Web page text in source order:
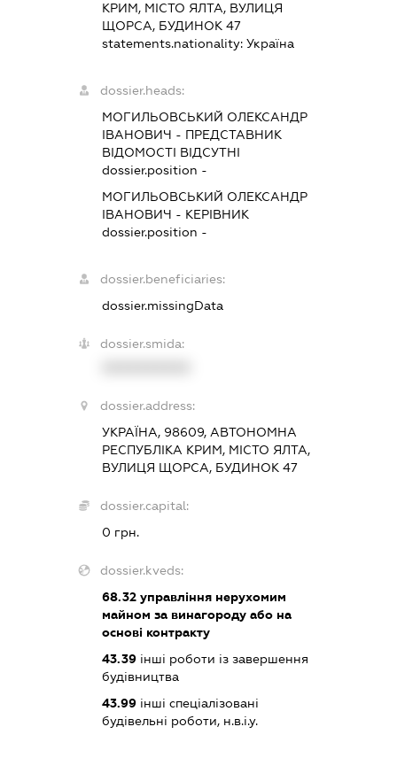
КРИМ, МІСТО ЯЛТА, ВУЛИЦЯ
ЩОРСА, БУДИНОК 47
statements.nationality:Україна
dossier.heads:
МОГИЛЬОВСЬКИЙ ОЛЕКСАНДР
ІВАНОВИЧ - ПРЕДСТАВНИК
ВІДОМОСТІ ВІДСУТНІ
dossier.position -
МОГИЛЬОВСЬКИЙ ОЛЕКСАНДР
ІВАНОВИЧ - КЕРІВНИК
dossier.position -
dossier.beneficiaries:
dossier.missingData
dossier.smida:
dossier.address:
УКРАЇНА, 98609, АВТОНОМНА
РЕСПУБЛІКА КРИМ, МІСТО ЯЛТА,
ВУЛИЦЯ ЩОРСА, БУДИНОК 47
dossier.capital:
0 грн.
dossier.kveds:
68.32 управління нерухомим
майном за винагороду або на
основі контракту
43.39 інші роботи із завершення
будівництва
43.99 інші спеціалізовані
будівельні роботи, н.в.і.у.